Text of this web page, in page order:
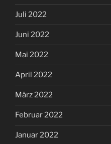
Juli 2022
Juni 2022
Mai 2022
April 2022
März 2022
Februar 2022
Januar 2022